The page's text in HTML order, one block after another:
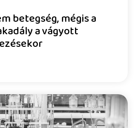
betegség, mégis a
a vágyott